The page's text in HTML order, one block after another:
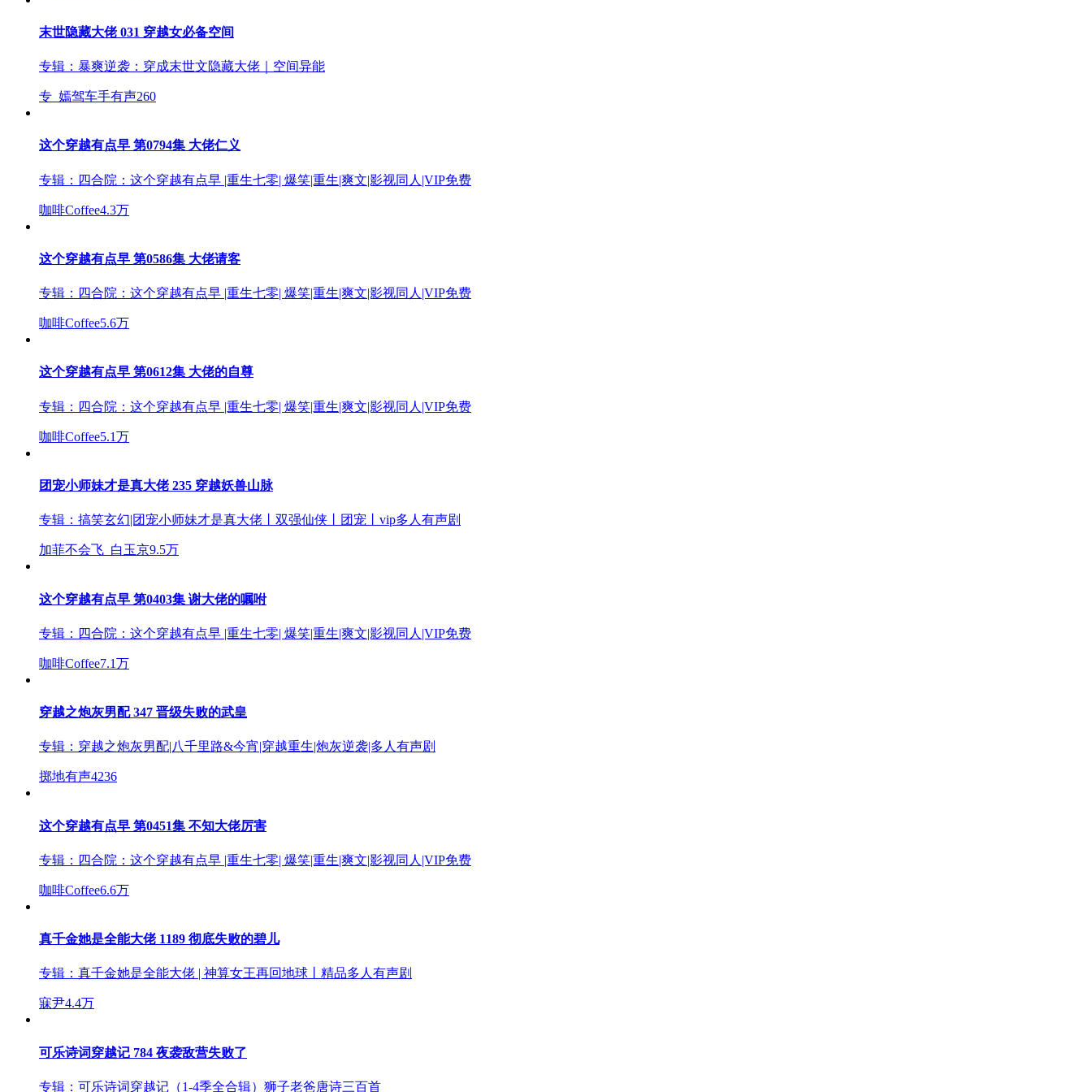
末世隐藏大佬 031 穿越女必备空间
专辑： 暴爽逆袭：穿成末世文隐藏大佬｜空间异能
专_嫣驾车手有声260
这个穿越有点早 第0794集 大佬仁义
专辑： 四合院：这个穿越有点早 |重生七零| 爆笑|重生|爽文|影视同人|VIP免费
咖啡Coffee4.3万
这个穿越有点早 第0586集 大佬请客
专辑： 四合院：这个穿越有点早 |重生七零| 爆笑|重生|爽文|影视同人|VIP免费
咖啡Coffee5.6万
这个穿越有点早 第0612集 大佬的自尊
专辑： 四合院：这个穿越有点早 |重生七零| 爆笑|重生|爽文|影视同人|VIP免费
咖啡Coffee5.1万
团宠小师妹才是真大佬 235 穿越妖兽山脉
专辑： 搞笑玄幻|团宠小师妹才是真大佬丨双强仙侠丨团宠丨vip多人有声剧
加菲不会飞_白玉京9.5万
这个穿越有点早 第0403集 谢大佬的嘱咐
专辑： 四合院：这个穿越有点早 |重生七零| 爆笑|重生|爽文|影视同人|VIP免费
咖啡Coffee7.1万
穿越之炮灰男配 347 晋级失败的武皇
专辑： 穿越之炮灰男配|八千里路&今宵|穿越重生|炮灰逆袭|多人有声剧
掷地有声4236
这个穿越有点早 第0451集 不知大佬厉害
专辑： 四合院：这个穿越有点早 |重生七零| 爆笑|重生|爽文|影视同人|VIP免费
咖啡Coffee6.6万
真千金她是全能大佬 1189 彻底失败的碧儿
专辑： 真千金她是全能大佬 | 神算女王再回地球丨精品多人有声剧
寐尹4.4万
可乐诗词穿越记 784 夜袭敌营失败了
专辑： 可乐诗词穿越记（1-4季全合辑）狮子老爸唐诗三百首